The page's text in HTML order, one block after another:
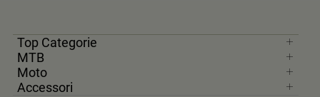
Top Categorie
MTB
Moto
Accessori